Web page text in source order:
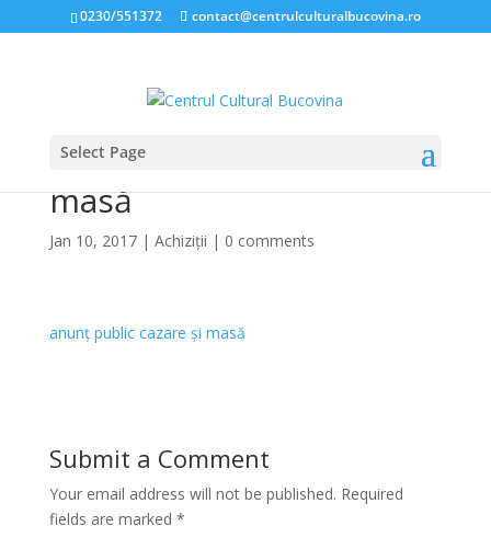
0230/551372 contact@centrulculturalbucovina.ro
Select Page
Anunț public cazare și
masă
Jan 10, 2017| Achiziții | 0 comments
anunț public cazare și masă
Submit a Comment
Your email address will not be published. Required
fields are marked *